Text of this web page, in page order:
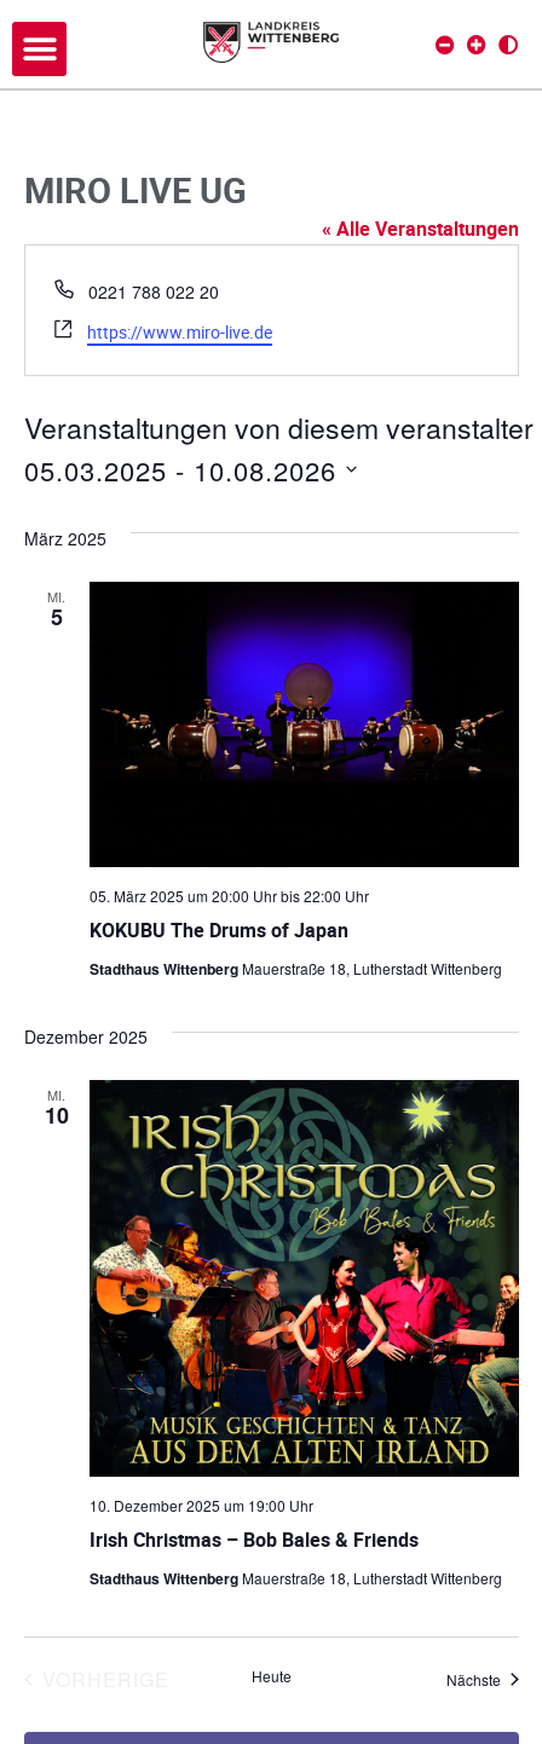
MIRO LIVE UG
« Alle Veranstaltungen
T
l
o
n
0221 788 022 20
W
e
b
e
i
t
https://www.miro-live.de
Veranstaltungen von diesem veranstalter
05.03.2025 - 10.08.2026
aMärz 2025
MI.
5
KOKUBU The Drums of Japan
05. März 2025 um 20:00 Uhrbis22:00 Uhr
Stadthaus WittenbergMauerstraße 18, Lutherstadt Wittenberg
Dezember 2025
MI.
10
Irish Christmas – Bob Bales & Friends
10. Dezember 2025 um 19:00 Uhr
Stadthaus WittenbergMauerstraße 18, Lutherstadt Wittenberg
VERANSTALTUNGEN
Heute Nächste